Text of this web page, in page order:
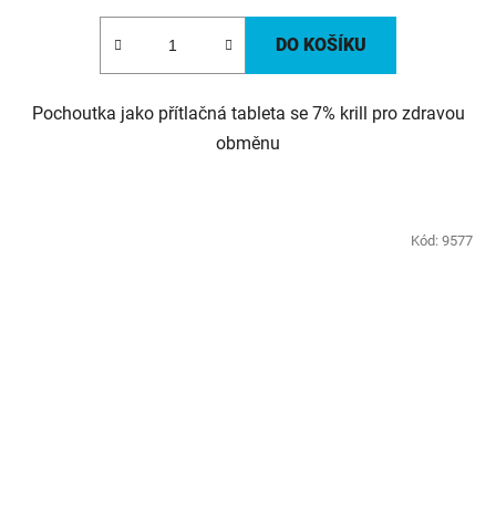
DO KOŠÍKU
Pochoutka jako přítlačná tableta se 7% krill pro zdravou
obměnu
Kód: 9577